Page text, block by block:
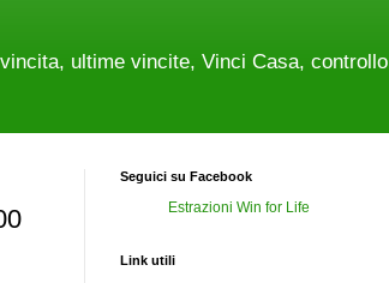
ultime vincite, Vinci Casa, controllo
Seguici su Facebook
Estrazioni Win for Life
Link utili